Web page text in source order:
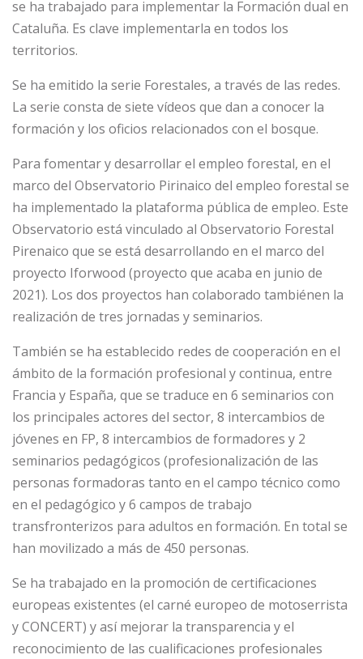
se ha trabajado para implementar la Formación dual en
Cataluña. Es clave implementarla en todos los
territorios.
Se ha emitido la serie Forestales, a través de las redes.
La serie consta de siete vídeos que dan a conocer la
formación y los oficios relacionados con el bosque.
Para fomentar y desarrollar el empleo forestal, en el
marco del Observatorio Pirinaico del empleo forestal se
ha implementado la plataforma pública de empleo. Este
Observatorio está vinculado al Observatorio Forestal
Pirenaico que se está desarrollando en el marco del
proyecto Iforwood (proyecto que acaba en junio de
2021). Los dos proyectos han colaborado tambiénen la
realización de tres jornadas y seminarios.
También se ha establecido redes de cooperación en el
ámbito de la formación profesional y continua, entre
Francia y España, que se traduce en 6 seminarios con
los principales actores del sector, 8 intercambios de
jóvenes en FP, 8 intercambios de formadores y 2
seminarios pedagógicos (profesionalización de las
personas formadoras tanto en el campo técnico como
en el pedagógico y 6 campos de trabajo
transfronterizos para adultos en formación. En total se
han movilizado a más de 450 personas.
Se ha trabajado en la promoción de certificaciones
europeas existentes (el carné europeo de motoserrista
y CONCERT) y así mejorar la transparencia y el
reconocimiento de las cualificaciones profesionales